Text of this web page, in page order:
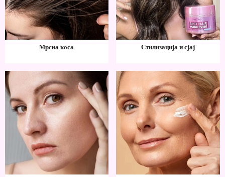
Мрсна коса Стилизација и сјај